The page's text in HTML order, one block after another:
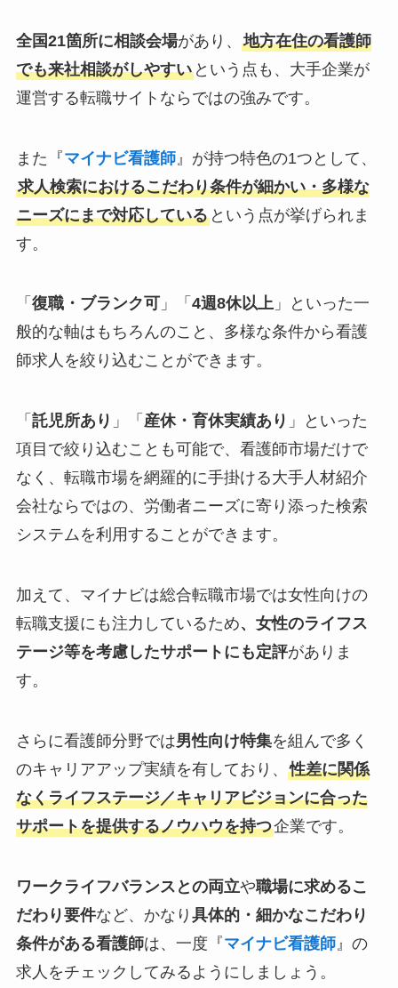
全国21箇所に相談会場があり、 地方在住の看護師
でも来社相談がしやすいという点も、大手企業が
運営する転職サイトならではの強みです。
また『マイナビ看護師』が持つ特色の1つとして、
求人検索におけるこだわり条件が細かい・多様な
ニーズにまで対応しているという点が挙げられま
す。
「 復職・ブランク可」「 4週8休以上」といった一
般的な軸はもちろんのこと、多様な条件から看護
師求人を絞り込むことができます。
「 託児所あり 」「 産休・育休実績あり 」といった
項目で絞り込むことも可能で、看護師市場だけで
なく、転職市場を網羅的に手掛ける大手人材紹介
会社ならではの、労働者ニーズに寄り添った検索
システムを利用することができます。
加えて、マイナビは総合転職市場では女性向けの
転職支援にも注力しているため、女性のライフス
テージ等を考慮したサポートにも定評がありま
す。
さらに看護師分野では男性向け特集を組んで多く
のキャリアアップ実績を有しており、 性差に関係
なくライフステージ／キャリアビジョンに合った
サポートを提供するノウハウを持つ企業です。
ワークライフバランスとの両立や職場に求めるこ
だわり要件など、かなり 具体的・細かなこだわり
条件がある看護師は、一度『マイナビ看護師』の
求人をチェックしてみるようにしましょう。